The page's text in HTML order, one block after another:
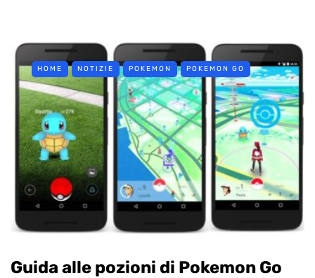
HOME NOTIZIE POKEMON POKEMON GO
Guida alle pozioni di Pokemon Go